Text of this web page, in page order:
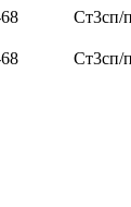
Ст3сп/
Ст3сп/